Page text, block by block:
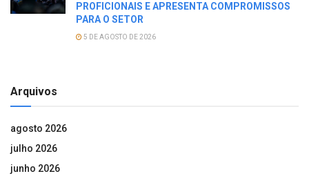
PROFICIONAIS E APRESENTA COMPROMISSOS
PARA O SETOR
5 DE AGOSTO DE 2026
Arquivos
agosto 2026
julho 2026
junho 2026